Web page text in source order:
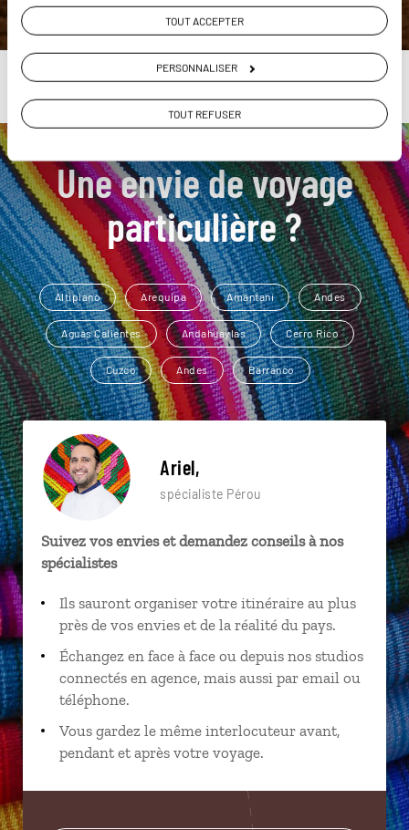
TOUT ACCEPTER
PERSONNALISER
TOUT REFUSER
Une envie de voyage
particulière ?
Altiplano Arequipa Amantani Andes
Aguas Calientes Andahuaylas Cerro Rico
Cuzco Andes Barranco
Ariel,
spécialiste Pérou
Suivez vos envies et demandez conseils à nos
spécialistes
Ils sauront organiser votre itinéraire au plus
près de vos envies et de la réalité du pays.
Échangez en face à face ou depuis nos studios
connectés en agence, mais aussi par email ou
téléphone.
Vous gardez le même interlocuteur avant,
pendant et après votre voyage.